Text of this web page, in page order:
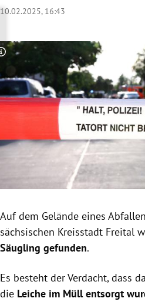
Untermenü
Untermenü
Untermenü
Untermenü
Untermenü
Untermenü
Untermenü
10.02.2025, 16:43
Copyright-Hinweis öffnen/schließen
Auf dem Gelände eines
sächsischen Kreisstadt Freital
Säugling gefunden.
Es besteht der Verdacht, dass
die Leiche im Müll entsorgt